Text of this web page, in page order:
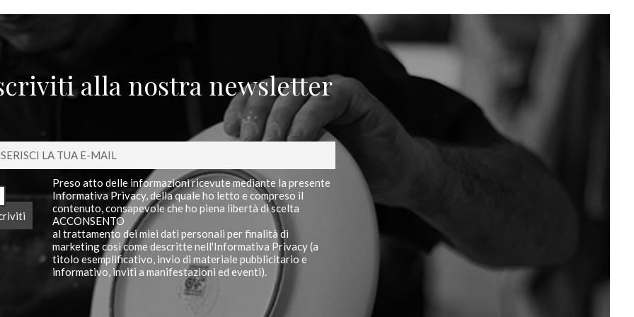
alla nostra newsletter
Preso atto delle informazioni ricevute mediante la presente
Informativa Privacy, della quale ho letto e compreso il
contenuto, consapevole che ho piena libertà di scelta
ACCONSENTO
al trattamento dei miei dati personali per finalità di
marketing così come descritte nell'Informativa Privacy (a
titolo esemplificativo, invio di materiale pubblicitario e
informativo, inviti a manifestazioni ed eventi).